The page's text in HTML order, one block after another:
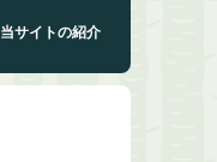
当サイトの紹介